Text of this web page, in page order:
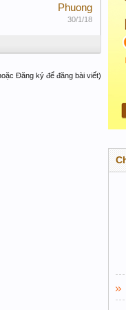
Phuong
30/1/18
Đăng ký để đăng bài viết)